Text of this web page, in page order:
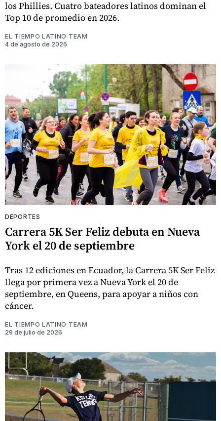
los Phillies. Cuatro bateadores latinos dominan el
Top 10 de promedio en 2026.
EL TIEMPO LATINO TEAM
4 de agosto de 2026
DEPORTES
Carrera 5K Ser Feliz debuta en Nueva
York el 20 de septiembre
Tras 12 ediciones en Ecuador, la Carrera 5K Ser Feliz
llega por primera vez a Nueva York el 20 de
septiembre, en Queens, para apoyar a niños con
cáncer.
EL TIEMPO LATINO TEAM
29 de julio de 2026